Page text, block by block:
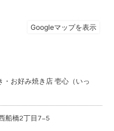
・お好み焼き店 壱心（いっ
船橋2丁目7−5